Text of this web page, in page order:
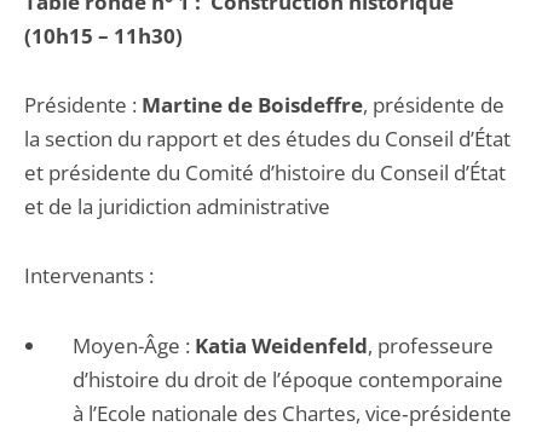
(10h15 – 11h30)
Présidente : Martine de Boisdeffre, présidente de
la section du rapport et des études du Conseil d’État
et présidente du Comité d’histoire du Conseil d’État
et de la juridiction administrative
Intervenants :
Moyen-Âge : Katia Weidenfeld, professeure
d’histoire du droit de l’époque contemporaine
à l’Ecole nationale des Chartes, vice‐présidente